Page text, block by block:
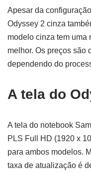
Apesar da
Odyssey 2 cinza
modelo cinza tem uma
melhor. Os preços são
dependendo do
A tela do
A tela do notebook
PLS Full HD (1920 x
para ambos modelos.
taxa de atualização é